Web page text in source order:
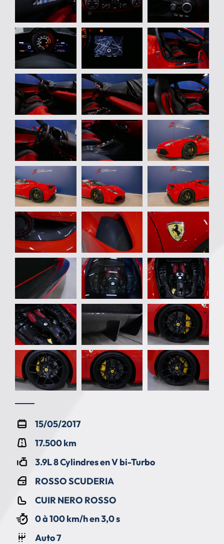
15/05/2017
17.500 km
3.9L 8 Cylindres en V bi-Turbo
ROSSO SCUDERIA
CUIR NERO ROSSO
0 à 100 km/h en 3,0 s
Auto 7